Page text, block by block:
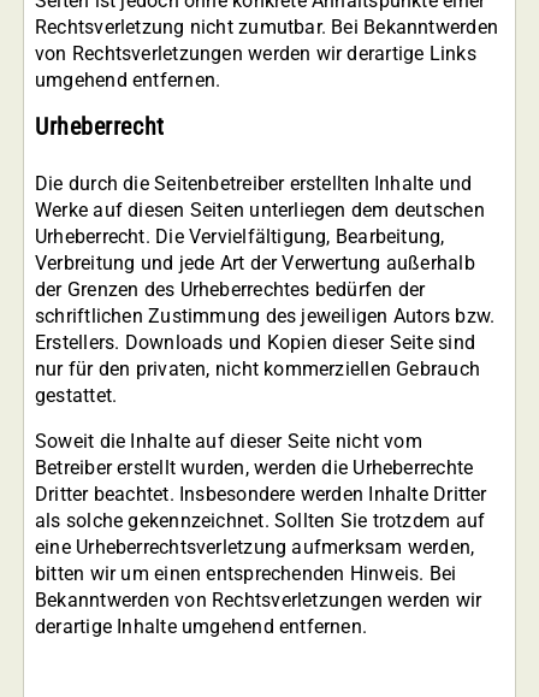
Rechtsverletzung nicht zumutbar. Bei Bekanntwerden
von Rechtsverletzungen werden wir derartige Links
umgehend entfernen.
Urheberrecht
Die durch die Seitenbetreiber erstellten Inhalte und
Werke auf diesen Seiten unterliegen dem deutschen
Urheberrecht. Die Vervielfältigung, Bearbeitung,
Verbreitung und jede Art der Verwertung außerhalb
der Grenzen des Urheberrechtes bedürfen der
schriftlichen Zustimmung des jeweiligen Autors bzw.
Erstellers. Downloads und Kopien dieser Seite sind
nur für den privaten, nicht kommerziellen Gebrauch
gestattet.
Soweit die Inhalte auf dieser Seite nicht vom
Betreiber erstellt wurden, werden die Urheberrechte
Dritter beachtet. Insbesondere werden Inhalte Dritter
als solche gekennzeichnet. Sollten Sie trotzdem auf
eine Urheberrechtsverletzung aufmerksam werden,
bitten wir um einen entsprechenden Hinweis. Bei
Bekanntwerden von Rechtsverletzungen werden wir
derartige Inhalte umgehend entfernen.